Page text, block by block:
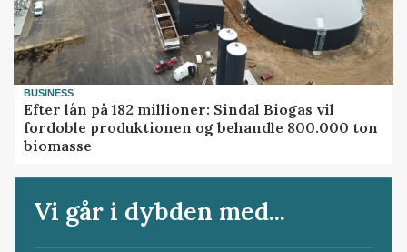
BUSINESS
Efter lån på 182 millioner: Sindal Biogas vil
fordoble produktionen og behandle 800.000 ton
biomasse
Vi går i dybden med...